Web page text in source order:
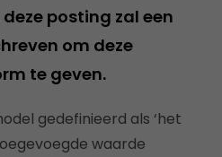
posting zal een
om deze
te geven.
gedefinieerd als ‘het
waarde